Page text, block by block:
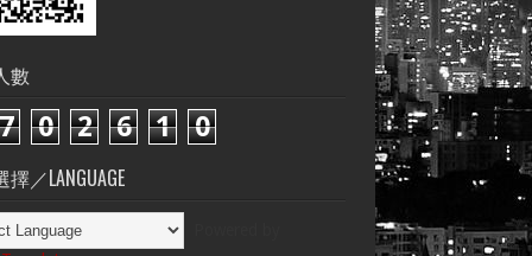
數
0 2 6 1 0
／LANGUAGE